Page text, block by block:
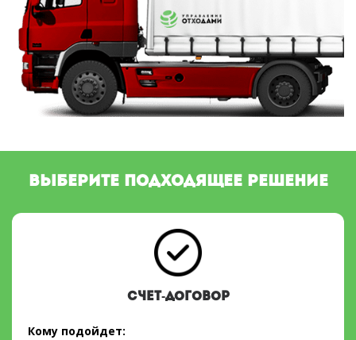
ВЫБЕРИТЕ ПОДХОДЯЩЕЕ РЕШЕНИЕ
СЧЕТ-ДОГОВОР
Кому подойдет: